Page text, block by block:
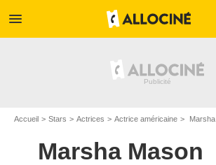
menu
Accueil Stars Actrices Actrice américaine
Marsha Mason